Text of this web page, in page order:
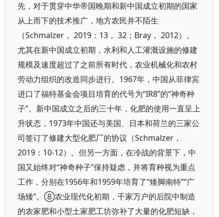
先，对于贯穿中华帝国晚期和新中国成立初期的国家
从上而下的技术推广，地方农民并不陌生
（Schmalzer， 2019：13， 32；Bray， 2012）。
尤其在新中国成立初期，水利和人工灌溉设施的修建
规模及速度超过了之前所有时代，农业机械化和农村
劳动力组织的改造同步进行。1967年，中国从菲律宾
进口了福特基金会项目培育的代号为“IR8”的“神奇种
子”。新中国成立之后的三十年，化肥的使用一直呈上
升状态，1973年中国还与美国、日本和荷兰的三家公
司签订了修建大型化肥厂的协议（Schmalzer，
2019：10-12）。但另一方面，在冷战的背景下，中
国又始终对“神奇种子”保持疑虑，并将育种视为重点
工作，分别在1956年和1959年培育了“矮脚南特”“广
场矮”。⑧农业现代化初期，千家万户的后院中制造
的农家肥和小型土家肥工坊弥补了大量的化肥短缺，